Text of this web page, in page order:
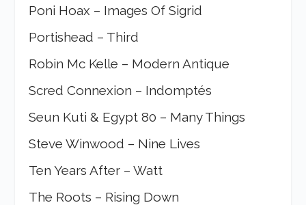
Poni Hoax – Images Of Sigrid
Portishead – Third
Robin Mc Kelle – Modern Antique
Scred Connexion – Indomptés
Seun Kuti & Egypt 80 – Many Things
Steve Winwood – Nine Lives
Ten Years After – Watt
The Roots – Rising Down